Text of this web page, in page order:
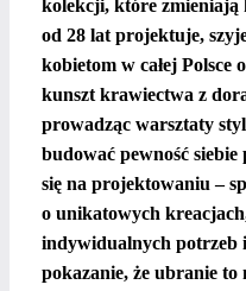
kolekcji, które zmieniają
od 28 lat projektuje,
kobietom w całej Polsce
kunszt krawiectwa z
prowadząc warsztaty
budować pewność
się na projektowaniu –
o unikatowych
indywidualnych potrzeb
pokazanie, że ubranie